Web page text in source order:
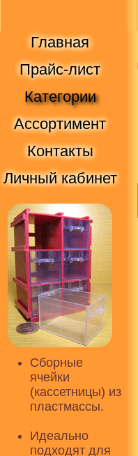
Главная
Прайс-лист
Категории
Ассортимент
Контакты
Личный кабинет
Сборные
ячейки
(кассетницы) из
пластмассы.
Идеально
подходят для